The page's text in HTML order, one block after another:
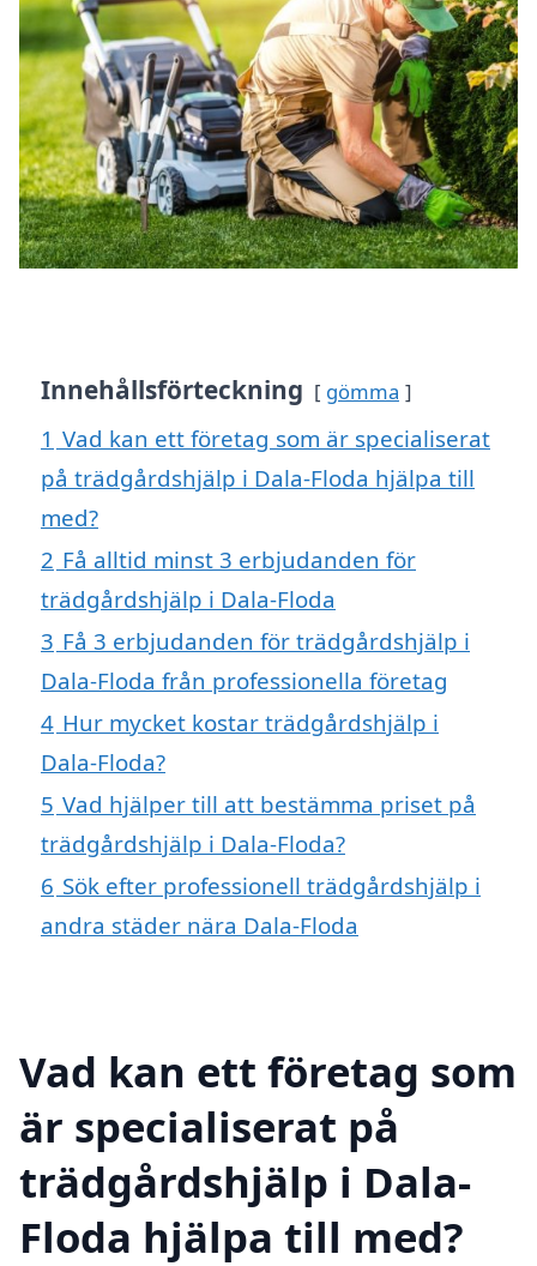
Innehållsförteckning gömma
1 Vad kan ett företag som är specialiserat
på trädgårdshjälp i Dala-Floda hjälpa till
med?
2 Få alltid minst 3 erbjudanden för
trädgårdshjälp i Dala-Floda
3 Få 3 erbjudanden för trädgårdshjälp i
Dala-Floda från professionella företag
4 Hur mycket kostar trädgårdshjälp i
Dala-Floda?
5 Vad hjälper till att bestämma priset på
trädgårdshjälp i Dala-Floda?
6 Sök efter professionell trädgårdshjälp i
andra städer nära Dala-Floda
Vad kan ett företag som
är specialiserat på
trädgårdshjälp i Dala-
Floda hjälpa till med?